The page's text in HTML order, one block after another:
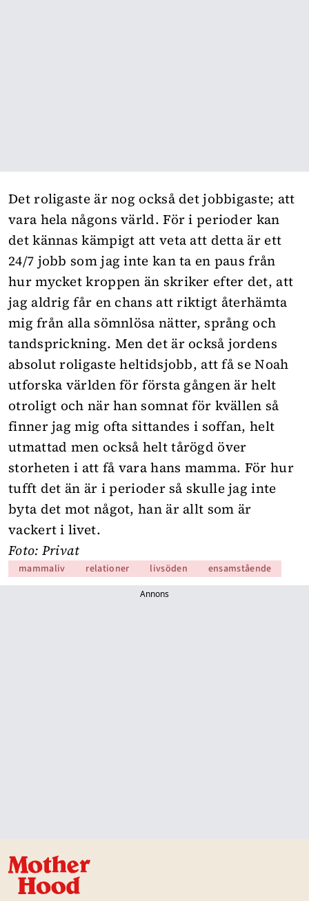
Det roligaste är nog också det jobbigaste; att
vara hela någons värld. För i perioder kan
det kännas kämpigt att veta att detta är ett
24/7 jobb som jag inte kan ta en paus från
hur mycket kroppen än skriker efter det, att
jag aldrig får en chans att riktigt återhämta
mig från alla sömnlösa nätter, språng och
tandsprickning. Men det är också jordens
absolut roligaste heltidsjobb, att få se Noah
utforska världen för första gången är helt
otroligt och när han somnat för kvällen så
finner jag mig ofta sittandes i soffan, helt
utmattad men också helt tårögd över
storheten i att få vara hans mamma. För hur
tufft det än är i perioder så skulle jag inte
byta det mot något, han är allt som är
vackert i livet.
Foto: Privat
mammaliv relationer livsöden ensamstående
Annons